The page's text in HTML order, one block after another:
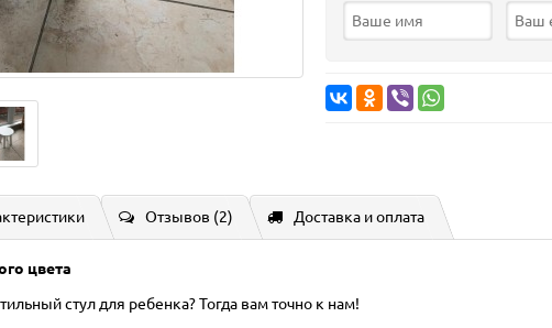
Отзывов (2) Доставка и оплата
цвета
стул для ребенка? Тогда вам точно к нам!